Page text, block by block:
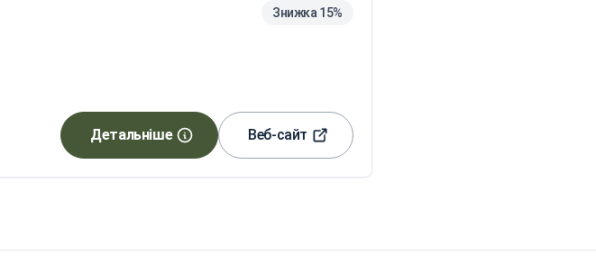
Знижка 15%
Детальніше Веб-сайт